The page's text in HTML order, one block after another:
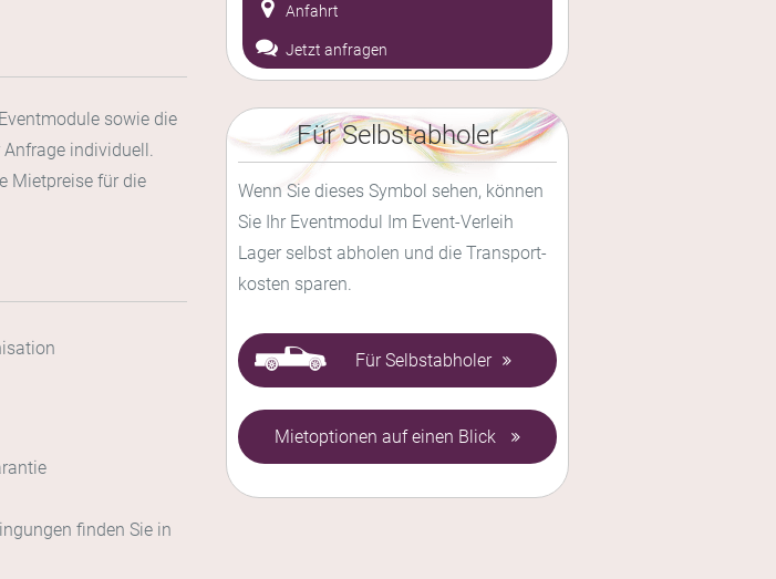
sowie die
Anfrage individuell.
Mietpreise für die
finden Sie in
Anfahrt
Jetzt anfragen
Für Selbstabholer
Wenn Sie dieses Symbol sehen, können
Sie Ihr Eventmodul Im Event-Verleih
Lager selbst abholen und die Transport-
kosten sparen.
Für Selbstabholer
Mietoptionen auf einen Blick